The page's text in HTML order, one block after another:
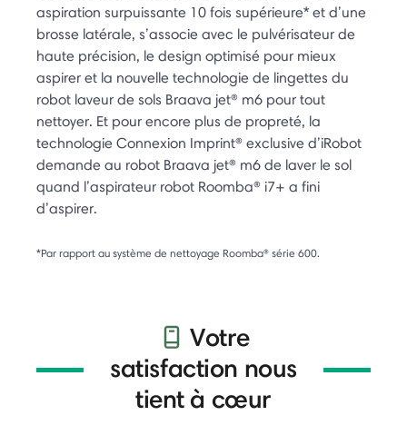
aspiration surpuissante 10 fois supérieure* et d’une
brosse latérale, s’associe avec le pulvérisateur de
haute précision, le design optimisé pour mieux
aspirer et la nouvelle technologie de lingettes du
robot laveur de sols Braava jet® m6 pour tout
nettoyer. Et pour encore plus de propreté, la
technologie Connexion Imprint® exclusive d’iRobot
demande au robot Braava jet® m6 de laver le sol
quand l’aspirateur robot Roomba® i7+ a fini
d’aspirer.
*Par rapport au système de nettoyage Roomba® série 600.
Votre
satisfaction nous
tient à cœur